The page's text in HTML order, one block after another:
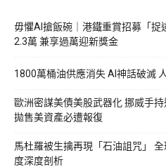
毋懼AI搶飯碗｜港鐵重賞招募「捉
2.3萬 兼享過萬迎新獎金
1800萬桶油供應消失 AI神話破滅
歐洲密謀美債美股武器化 挪威手
拋售美資產必遭報復
馬杜羅被生擒再現「石油詛咒」
度深度剖析